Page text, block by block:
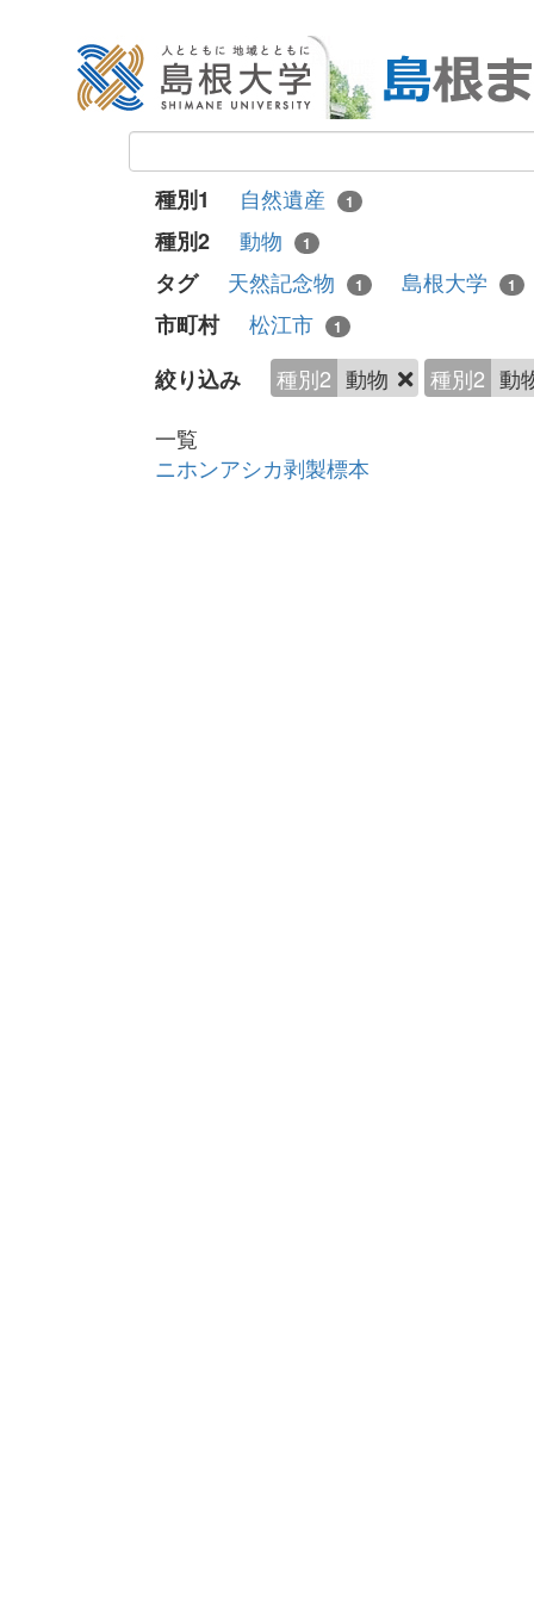
種別1 自然遺産 1
種別2 動物 1
タグ 天然記念物 1 島根大学 1
市町村 松江市 1
絞り込み 種別2 動物 種別2 動
一覧
ニホンアシカ剥製標本